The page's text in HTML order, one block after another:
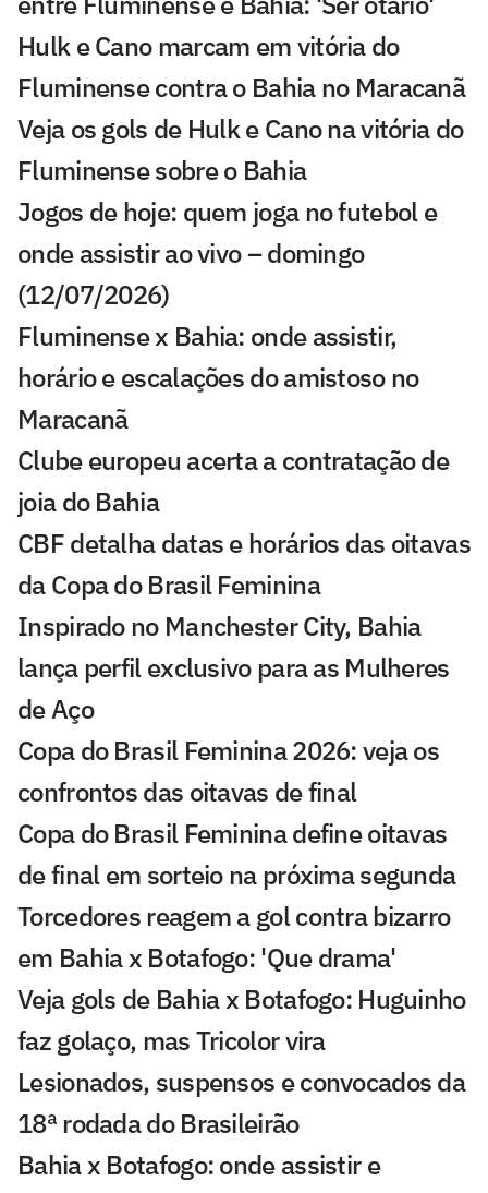
Hulk e Cano marcam em vitória do
Fluminense contra o Bahia no Maracanã
Veja os gols de Hulk e Cano na vitória do
Fluminense sobre o Bahia
Jogos de hoje: quem joga no futebol e
onde assistir ao vivo – domingo
(12/07/2026)
Fluminense x Bahia: onde assistir,
horário e escalações do amistoso no
Maracanã
Clube europeu acerta a contratação de
joia do Bahia
CBF detalha datas e horários das oitavas
da Copa do Brasil Feminina
Inspirado no Manchester City, Bahia
lança perfil exclusivo para as Mulheres
de Aço
Copa do Brasil Feminina 2026: veja os
confrontos das oitavas de final
Copa do Brasil Feminina define oitavas
de final em sorteio na próxima segunda
Torcedores reagem a gol contra bizarro
em Bahia x Botafogo: 'Que drama'
Veja gols de Bahia x Botafogo: Huguinho
faz golaço, mas Tricolor vira
Lesionados, suspensos e convocados da
18ª rodada do Brasileirão
Bahia x Botafogo: onde assistir e